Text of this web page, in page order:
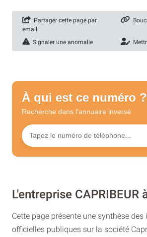
Partager cette page par
email
Signaler une anomalie
À qui est ce numéro ?
Recherche dans l'annuaire inversé
L'entreprise CAPRIBEUR
Cette page présente une synthèse
officielles publiques sur la société